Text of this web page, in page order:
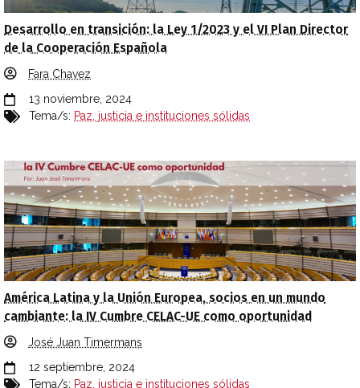
Desarrollo en transición: la Ley 1/2023 y el VI Plan Director
de la Cooperación Española
Fara Chavez
13 noviembre, 2024
Tema/s: Paz, justicia e instituciones sólidas
América Latina y la Unión Europea, socios en un mundo
cambiante: la IV Cumbre CELAC-UE como oportunidad
José Juan Timermans
12 septiembre, 2024
Tema/s: Paz, justicia e instituciones sólidas